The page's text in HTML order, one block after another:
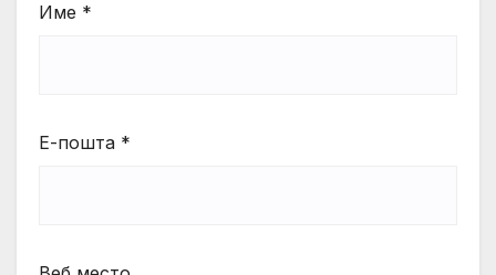
Име *
Е-пошта *